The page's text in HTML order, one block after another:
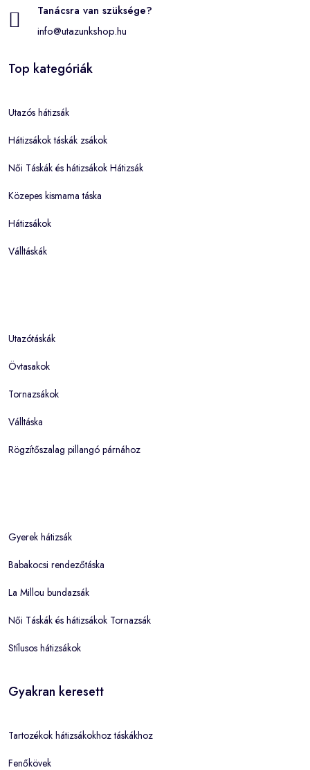
Tanácsra van szüksége?
info@utazunkshop.hu
Top kategóriák
Utazós hátizsák
Hátizsákok táskák zsákok
Női Táskák és hátizsákok Hátizsák
Közepes kismama táska
Hátizsákok
Válltáskák
Utazótáskák
Övtasakok
Tornazsákok
Válltáska
Rögzítőszalag pillangó párnához
Gyerek hátizsák
Babakocsi rendezőtáska
La Millou bundazsák
Női Táskák és hátizsákok Tornazsák
Stílusos hátizsákok
Gyakran keresett
Tartozékok hátizsákokhoz táskákhoz
Fenőkövek